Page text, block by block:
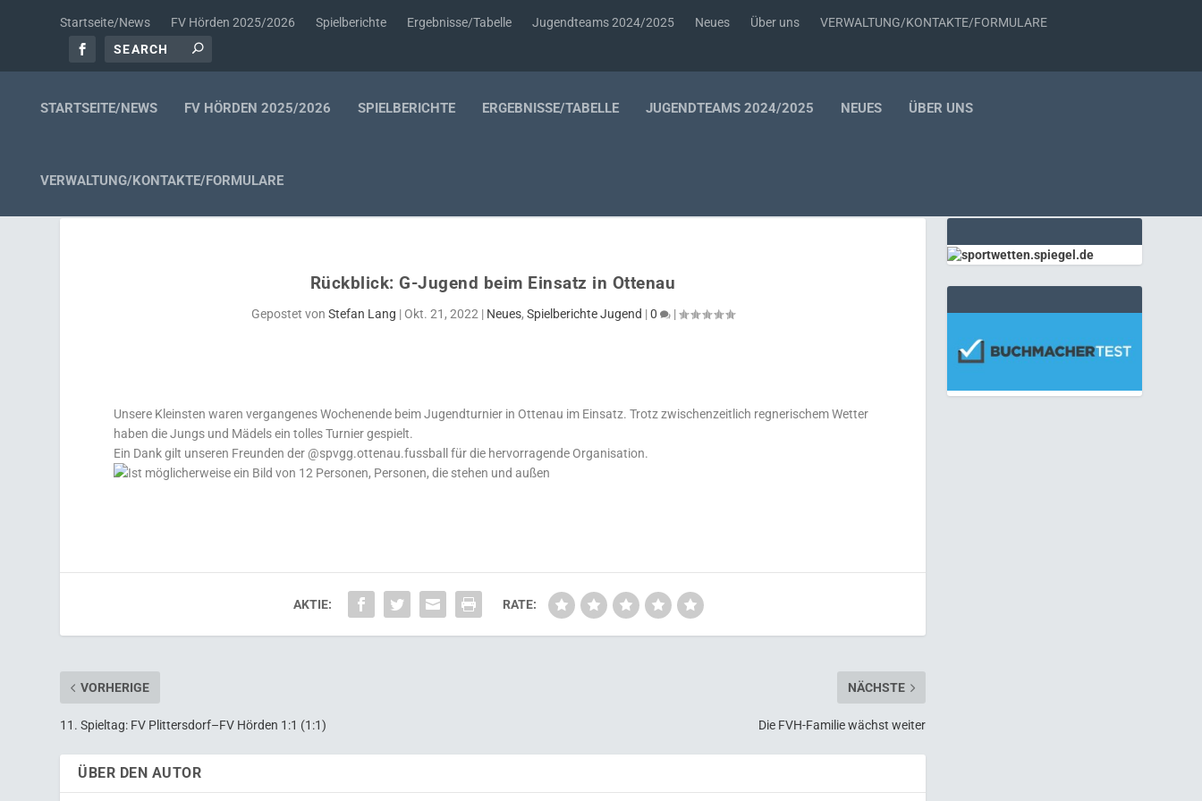
Startseite/News FV Hörden 2025/2026 Spielberichte Ergebnisse/Tabelle Jugendteams 2024/2025 Neues Über uns VERWALTUNG/KONTAKTE/FORMULARE
STARTSEITE/NEWS FV HÖRDEN 2025/2026 SPIELBERICHTE ERGEBNISSE/TABELLE JUGENDTEAMS 2024/2025 NEUES ÜBER UNS
VERWALTUNG/KONTAKTE/FORMULARE
Rückblick: G-Jugend beim Einsatz in Ottenau
Gepostet vonStefan Lang | Okt. 21, 2022 | Neues,Spielberichte Jugend |0 |
Unsere Kleinsten waren vergangenes Wochenende beim Jugendturnier in Ottenau im Einsatz. Trotz zwischenzeitlich regnerischem Wetter
haben die Jungs und Mädels ein tolles Turnier gespielt.
Ein Dank gilt unseren Freunden der @spvgg.ottenau.fussball für die hervorragende Organisation.
AKTIE: RATE:
VORHERIGE
11. Spieltag: FV Plittersdorf–FV Hörden 1:1 (1:1)
NÄCHSTE
Die FVH-Familie wächst weiter
ÜBER DEN AUTOR